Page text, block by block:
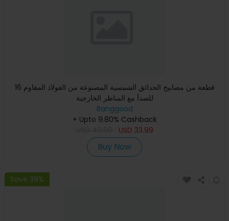
16 قطعة من مصابيح الحدائق الشمسية المصنوعة من الفولاذ المقاوم
للصدأ مع المناظر الخارجية
Banggood
+ Upto 9.80% Cashback
USD 33.99
Buy Now
Save 39%